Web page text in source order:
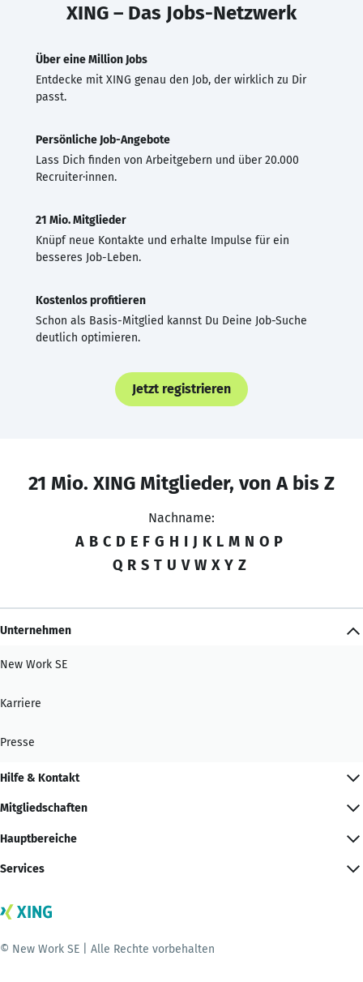
XING – Das Jobs-Netzwerk
Über eine Million Jobs
Entdecke mit XING genau den Job, der wirklich zu Dir
passt.
Persönliche Job-Angebote
Lass Dich finden von Arbeitgebern und über 20.000
Recruiter·innen.
21 Mio. Mitglieder
Knüpf neue Kontakte und erhalte Impulse für ein
besseres Job-Leben.
Kostenlos profitieren
Schon als Basis-Mitglied kannst Du Deine Job-Suche
deutlich optimieren.
Jetzt registrieren
21 Mio. XING Mitglieder, von A bis Z
Nachname:
A B C D E F G H I J K L M N O P
Q R S T U V W X Y Z
Unternehmen
New Work SE
Karriere
Presse
Hilfe & Kontakt
Mitgliedschaften
Hauptbereiche
Services
© New Work SE | Alle Rechte vorbehalten